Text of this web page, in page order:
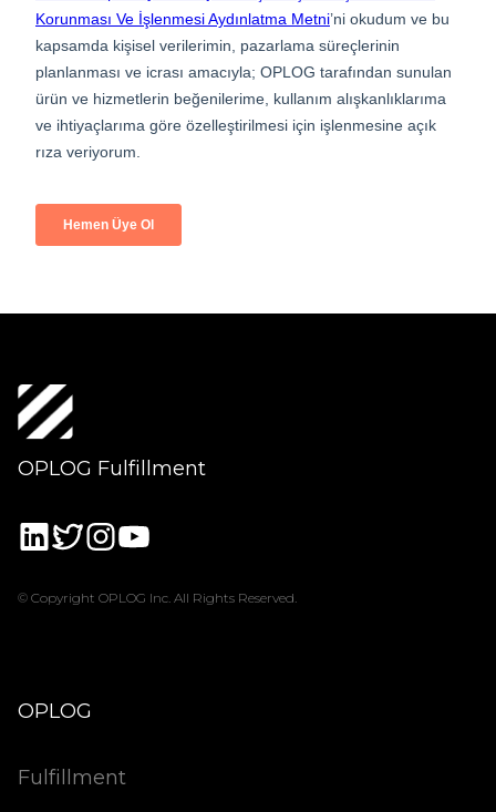
OPLOG Fulfillment
© Copyright OPLOG Inc. All Rights Reserved.
OPLOG
Fulfillment